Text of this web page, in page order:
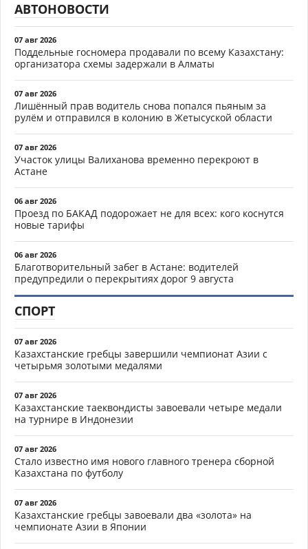
АВТОНОВОСТИ
07 авг 2026
Поддельные госномера продавали по всему Казахстану:
организатора схемы задержали в Алматы
07 авг 2026
Лишённый прав водитель снова попался пьяным за
рулём и отправился в колонию в Жетысуской области
07 авг 2026
Участок улицы Валиханова временно перекроют в
Астане
06 авг 2026
Проезд по БАКАД подорожает не для всех: кого коснутся
новые тарифы
06 авг 2026
Благотворительный забег в Астане: водителей
предупредили о перекрытиях дорог 9 августа
СПОРТ
07 авг 2026
Казахстанские гребцы завершили чемпионат Азии с
четырьмя золотыми медалями
07 авг 2026
Казахстанские таеквондисты завоевали четыре медали
на турнире в Индонезии
07 авг 2026
Стало известно имя нового главного тренера сборной
Казахстана по футболу
07 авг 2026
Казахстанские гребцы завоевали два «золота» на
чемпионате Азии в Японии